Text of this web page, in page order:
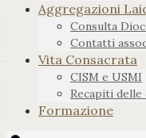
Aggregazioni
Consulta
Contatti
Vita Consacrata
CISM e USMI
Recapiti
Formazione